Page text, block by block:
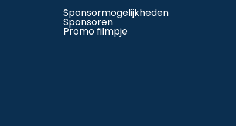
Sponsormogelijkheden
Sponsoren
Promo filmpje